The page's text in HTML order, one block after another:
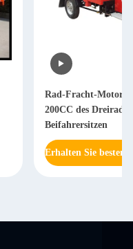
Rad-Fracht-
200CC des
Beifahrersitzen
Erhalten Sie besten